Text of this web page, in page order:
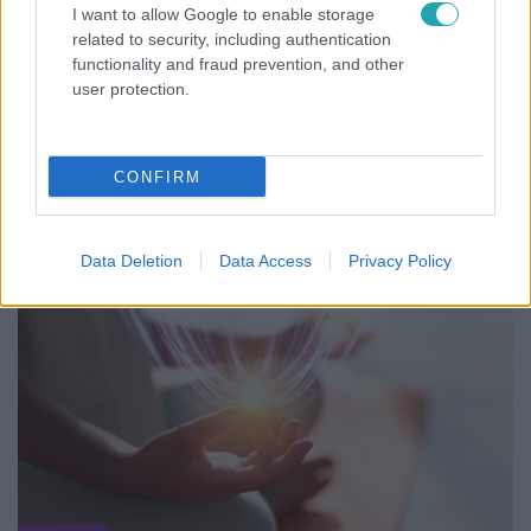
I want to allow Google to enable storage
related to security, including authentication
functionality and fraud prevention, and other
user protection.
CONFIRM
Data Deletion Data Access Privacy Policy
Nem Bécs lett az első: ezekben a városokban a